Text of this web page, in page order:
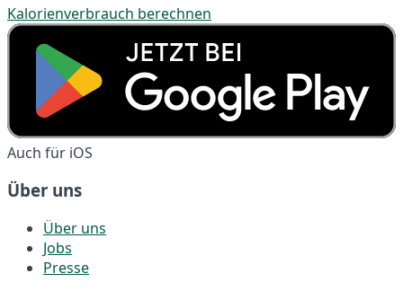
Kalorienverbrauch berechnen
Auch für iOS
Über uns
Über uns
Jobs
Presse